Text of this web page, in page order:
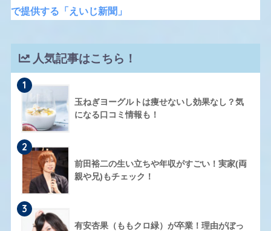
で提供する「えいじ新聞」
人気記事はこちら！
1
玉ねぎヨーグルトは痩せないし効果なし？気
になる口コミ情報も！
2
前田裕二の生い立ちや年収がすごい！実家(両
親や兄)もチェック！
3
有安杏果（ももクロ緑）が卒業！理由がぼっ